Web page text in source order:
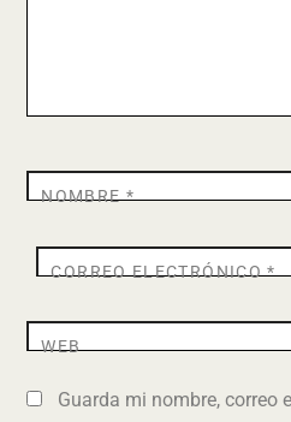
NOMBRE*
CORREO ELECTRÓNICO*
WEB
Guarda mi nombre, correo